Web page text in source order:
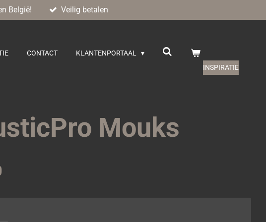
België! Veilig betalen
CONTACT
KLANTENPORTAAL
INSPIRATIE
Mouks